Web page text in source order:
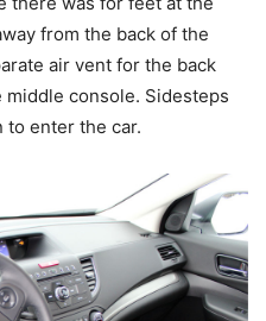
from the back of the
air vent for the back
console. Sidesteps
to enter the car.